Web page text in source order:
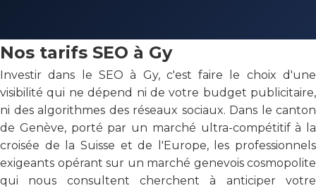
Nos tarifs SEO à Gy
Investir dans le SEO à Gy, c'est faire le choix d'une
visibilité qui ne dépend ni de votre budget publicitaire,
ni des algorithmes des réseaux sociaux. Dans le canton
de Genève, porté par un marché ultra-compétitif à la
croisée de la Suisse et de l'Europe, les professionnels
exigeants opérant sur un marché genevois cosmopolite
qui nous consultent cherchent à anticiper votre